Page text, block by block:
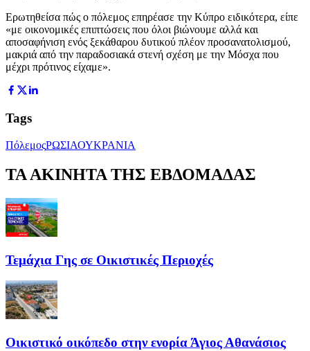
Ερωτηθείσα πώς ο πόλεμος επηρέασε την Κύπρο ειδικότερα, είπε
«με οικονομικές επιπτώσεις που όλοι βιώνουμε αλλά και
αποσαφήνιση ενός ξεκάθαρου δυτικού πλέον προσανατολισμού,
μακριά από την παραδοσιακά στενή σχέση με την Μόσχα που
μέχρι πρότινος είχαμε».
Tags
ΠόλεμοςΡΩΣΙΑΟΥΚΡΑΝΙΑ
ΤΑ ΑΚΙΝΗΤΑ ΤΗΣ ΕΒΔΟΜΑΔΑΣ
Τεμάχια Γης σε Οικιστικές Περιοχές
Οικιστικό οικόπεδο στην ενορία Άγιος Αθανάσιος